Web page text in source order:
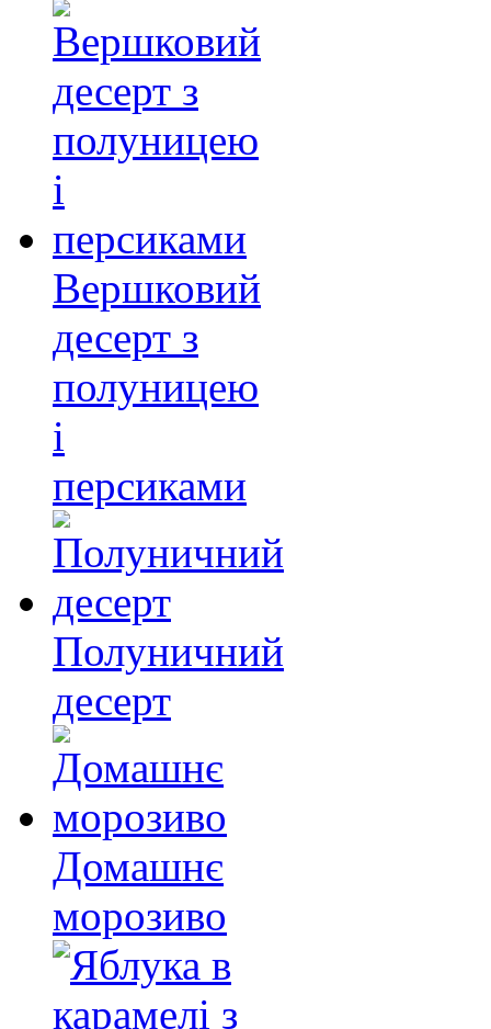
Вершковий
десерт з
полуницею
і
персиками
Полуничний
десерт
Домашнє
морозиво